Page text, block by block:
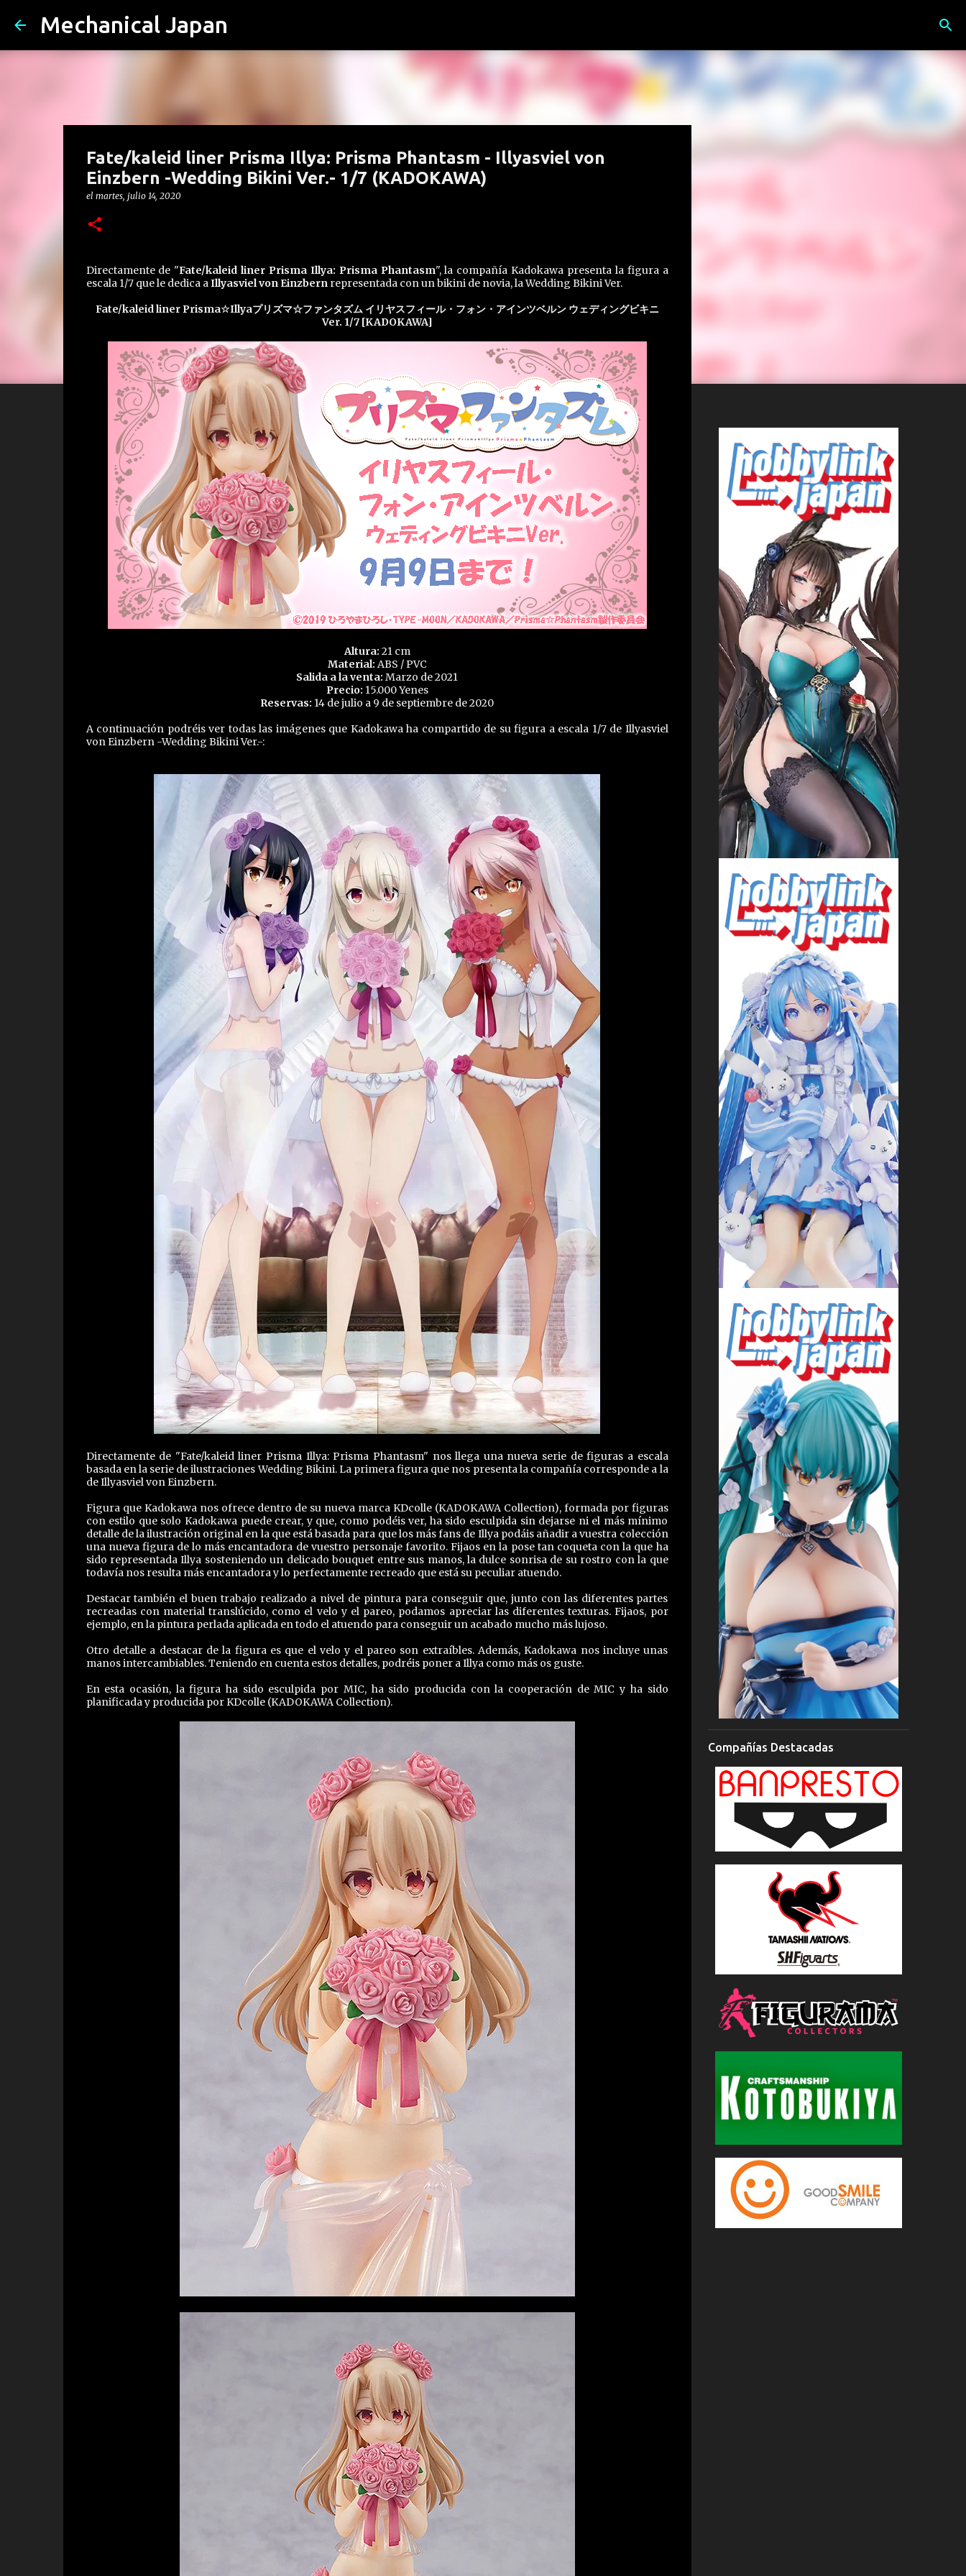
Mechanical Japan
Fate/kaleid liner Prisma Illya: Prisma Phantasm - Illyasviel von
Einzbern -Wedding Bikini Ver.- 1/7 (KADOKAWA)
el martes, julio 14, 2020
Directamente de "Fate/kaleid liner Prisma Illya: Prisma Phantasm", la compañía Kadokawa presenta la figura a
escala 1/7 que le dedica aIllyasviel von Einzbernrepresentada con un bikini de novia, la Wedding Bikini Ver.
Fate/kaleid liner Prisma☆Illyaプリズマ☆ファンタズム イリヤスフィール・フォン・アインツベルン ウェディングビキニ
Ver. 1/7 [KADOKAWA]
Altura: 21 cm
Material: ABS / PVC
Salida a la venta: Marzo de 2021
Precio: 15.000 Yenes
Reservas: 14 de julio a 9 de septiembre de 2020
A continuación podréis ver todas las imágenes que Kadokawa ha compartido de su figura a escala 1/7 de Illyasviel
von Einzbern -Wedding Bikini Ver.-:
Directamente de "Fate/kaleid liner Prisma Illya: Prisma Phantasm" nos llega una nueva serie de figuras a escala
basada en la serie de ilustraciones Wedding Bikini. La primera figura que nos presenta la compañía corresponde a la
de Illyasviel von Einzbern.
Figura que Kadokawa nos ofrece dentro de su nueva marca KDcolle (KADOKAWA Collection), formada por figuras
con estilo que solo Kadokawa puede crear, y que, como podéis ver, ha sido esculpida sin dejarse ni el más mínimo
detalle de la ilustración original en la que está basada para que los más fans de Illya podáis añadir a vuestra colección
una nueva figura de lo más encantadora de vuestro personaje favorito. Fijaos en la pose tan coqueta con la que ha
sido representada Illya sosteniendo un delicado bouquet entre sus manos, la dulce sonrisa de su rostro con la que
todavía nos resulta más encantadora y lo perfectamente recreado que está su peculiar atuendo.
Destacar también el buen trabajo realizado a nivel de pintura para conseguir que, junto con las diferentes partes
recreadas con material translúcido, como el velo y el pareo, podamos apreciar las diferentes texturas. Fijaos, por
ejemplo, en la pintura perlada aplicada en todo el atuendo para conseguir un acabado mucho más lujoso.
Otro detalle a destacar de la figura es que el velo y el pareo son extraíbles. Además, Kadokawa nos incluye unas
manos intercambiables. Teniendo en cuenta estos detalles, podréis poner a Illya como más os guste.
En esta ocasión, la figura ha sido esculpida por MIC, ha sido producida con la cooperación de MIC y ha sido
planificada y producida por KDcolle (KADOKAWA Collection).
Compañías Destacadas